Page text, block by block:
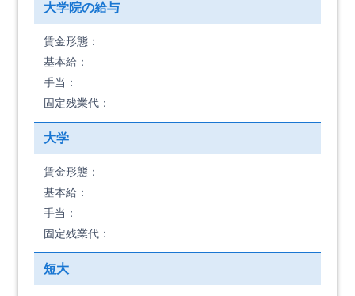
大学院の給与
賃金形態：
基本給：
手当：
固定残業代：
大学
賃金形態：
基本給：
手当：
固定残業代：
短大